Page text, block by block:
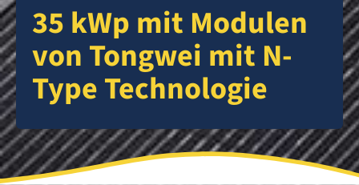
35 kWp mit Modulen
von Tongwei mit N-
Type Technologie